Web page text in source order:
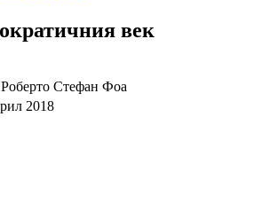
век
Стефан Фоа
2018